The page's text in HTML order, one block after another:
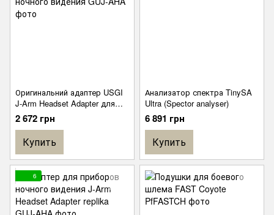
Оригинальний адаптер USGI
J-Arm Headset Adapter для
устройств ночного видения
2 672 грн
Купить
Анализатор спектра TinySA
Ultra (Spector analyser)
6 891 грн
Купить
6